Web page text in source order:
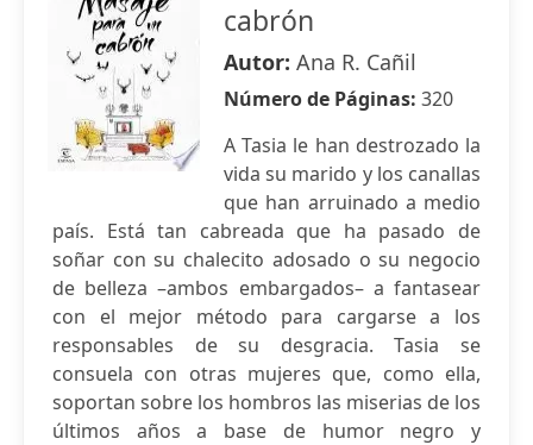
cabrón
Autor: Ana R. Cañil
Número de Páginas: 320
A Tasia le han destrozado la
vida su marido y los canallas
que han arruinado a medio
país. Está tan cabreada que ha pasado de
soñar con su chalecito adosado o su negocio
de belleza –ambos embargados– a fantasear
con el mejor método para cargarse a los
responsables de su desgracia. Tasia se
consuela con otras mujeres que, como ella,
soportan sobre los hombros las miserias de los
últimos años a base de humor negro y